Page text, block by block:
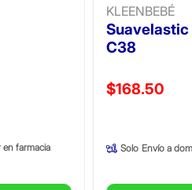
en farmacia
KLEENBEBÉ
Suavelastic
C38
Precio
$168.50
Solo Envío a